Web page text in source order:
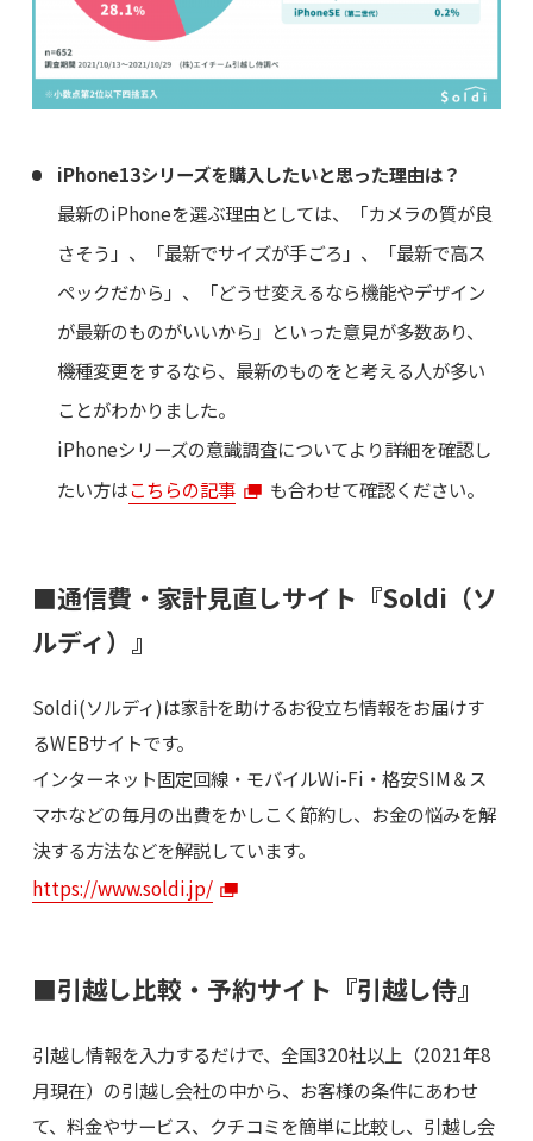
iPhone13シリーズを購入したいと思った理由は？
最新のiPhoneを選ぶ理由としては、「カメラの質が良
さそう」、「最新でサイズが手ごろ」、「最新で高ス
ペックだから」、「どうせ変えるなら機能やデザイン
が最新のものがいいから」といった意見が多数あり、
機種変更をするなら、最新のものをと考える人が多い
ことがわかりました。
iPhoneシリーズの意識調査についてより詳細を確認し
たい方はこちらの記事 も合わせて確認ください。
■通信費・家計見直しサイト『Soldi（ソ
ルディ）』
Soldi(ソルディ)は家計を助けるお役立ち情報をお届けす
るWEBサイトです。
インターネット固定回線・モバイルWi-Fi・格安SIM＆ス
マホなどの毎月の出費をかしこく節約し、お金の悩みを解
決する方法などを解説しています。
https://www.soldi.jp/
■引越し比較・予約サイト『引越し侍』
引越し情報を入力するだけで、全国320社以上（2021年8
月現在）の引越し会社の中から、お客様の条件にあわせ
て、料金やサービス、クチコミを簡単に比較し、引越し会